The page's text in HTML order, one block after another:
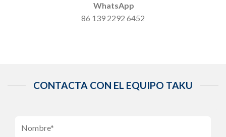
WhatsApp
86 139 2292 6452
CONTACTA CON EL EQUIPO TAKU